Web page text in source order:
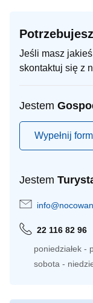
Jeśli masz
skontaktuj się z
Jestem
Wypełnij
Jestem
22 116 82 96
poniedziałek -
sobota -